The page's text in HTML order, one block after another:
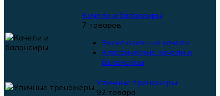
Качели и балансиры
7 товаров
Эксклюзивные качели
Классические качели и
балансиры
Уличные тренажеры
92 товара